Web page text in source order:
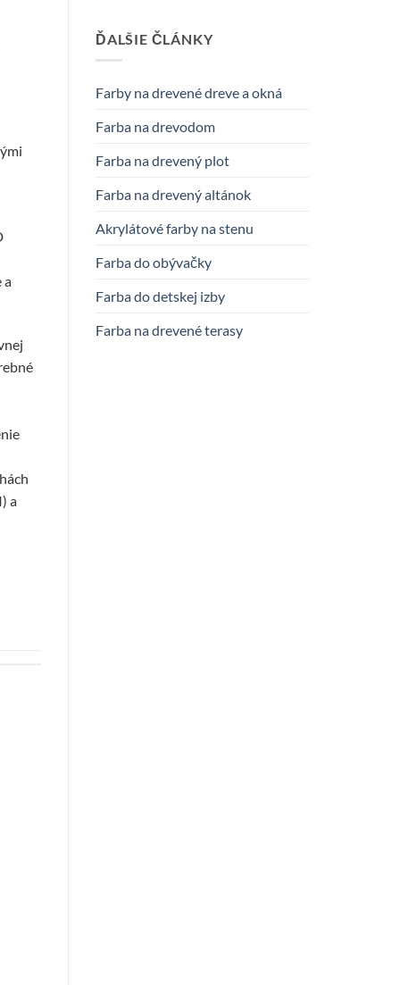
a
a
ĎALŠIE ČLÁNKY
Farby na drevené dreve a okná
Farba na drevodom
Farba na drevený plot
Farba na drevený altánok
Akrylátové farby na stenu
Farba do obývačky
Farba do detskej izby
Farba na drevené terasy